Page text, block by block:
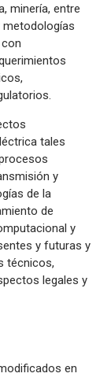
minería, entre
tales
y
de la
de
y
y futuras y
técnicos,
legales y
en